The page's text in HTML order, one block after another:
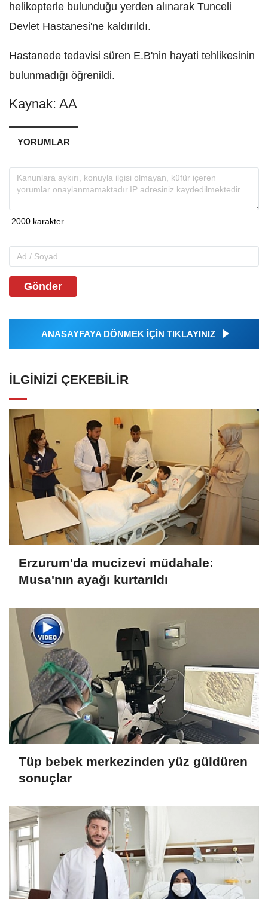
helikopterle bulunduğu yerden alınarak Tunceli
Devlet Hastanesi'ne kaldırıldı.
Hastanede tedavisi süren E.B'nin hayati tehlikesinin
bulunmadığı öğrenildi.
Kaynak: AA
YORUMLAR
Gönder
ANASAYFAYA DÖNMEK İÇİN TIKLAYINIZ
İLGINIZI ÇEKEBILIR
Erzurum'da mucizevi müdahale:
Musa'nın ayağı kurtarıldı
Tüp bebek merkezinden yüz güldüren
sonuçlar